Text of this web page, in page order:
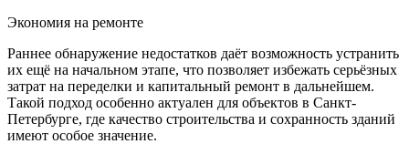
Экономия на ремонте
Раннее обнаружение недостатков даёт возможность устранить
их ещё на начальном этапе, что позволяет избежать серьёзных
затрат на переделки и капитальный ремонт в дальнейшем.
Такой подход особенно актуален для объектов в Санкт-
Петербурге, где качество строительства и сохранность зданий
имеют особое значение.